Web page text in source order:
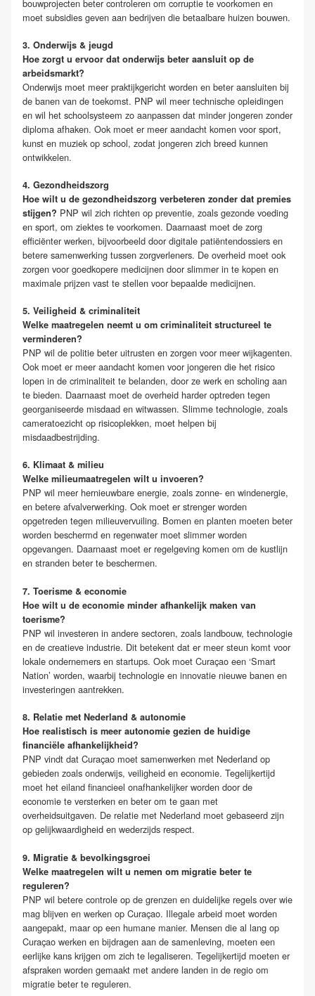
bouwprojecten beter controleren om corruptie te voorkomen en
moet subsidies geven aan bedrijven die betaalbare huizen bouwen.
3. Onderwijs & jeugd
Hoe zorgt u ervoor dat onderwijs beter aansluit op de
arbeidsmarkt?
Onderwijs moet meer praktijkgericht worden en beter aansluiten bij
de banen van de toekomst. PNP wil meer technische opleidingen
en wil het schoolsysteem zo aanpassen dat minder jongeren zonder
diploma afhaken. Ook moet er meer aandacht komen voor sport,
kunst en muziek op school, zodat jongeren zich breed kunnen
ontwikkelen.
4. Gezondheidszorg
Hoe wilt u de gezondheidszorg verbeteren zonder dat premies
stijgen? PNP wil zich richten op preventie, zoals gezonde voeding
en sport, om ziektes te voorkomen. Daarnaast moet de zorg
efficiënter werken, bijvoorbeeld door digitale patiëntendossiers en
betere samenwerking tussen zorgverleners. De overheid moet ook
zorgen voor goedkopere medicijnen door slimmer in te kopen en
maximale prijzen vast te stellen voor bepaalde medicijnen.
5. Veiligheid & criminaliteit
Welke maatregelen neemt u om criminaliteit structureel te
verminderen?
PNP wil de politie beter uitrusten en zorgen voor meer wijkagenten.
Ook moet er meer aandacht komen voor jongeren die het risico
lopen in de criminaliteit te belanden, door ze werk en scholing aan
te bieden. Daarnaast moet de overheid harder optreden tegen
georganiseerde misdaad en witwassen. Slimme technologie, zoals
cameratoezicht op risicoplekken, moet helpen bij
misdaadbestrijding.
6. Klimaat & milieu
Welke milieumaatregelen wilt u invoeren?
PNP wil meer hernieuwbare energie, zoals zonne- en windenergie,
en betere afvalverwerking. Ook moet er strenger worden
opgetreden tegen milieuvervuiling. Bomen en planten moeten beter
worden beschermd en regenwater moet slimmer worden
opgevangen. Daarnaast moet er regelgeving komen om de kustlijn
en stranden beter te beschermen.
7. Toerisme & economie
Hoe wilt u de economie minder afhankelijk maken van
toerisme?
PNP wil investeren in andere sectoren, zoals landbouw, technologie
en de creatieve industrie. Dit betekent dat er meer steun komt voor
lokale ondernemers en startups. Ook moet Curaçao een ‘Smart
Nation’ worden, waarbij technologie en innovatie nieuwe banen en
investeringen aantrekken.
8. Relatie met Nederland & autonomie
Hoe realistisch is meer autonomie gezien de huidige
financiële afhankelijkheid?
PNP vindt dat Curaçao moet samenwerken met Nederland op
gebieden zoals onderwijs, veiligheid en economie. Tegelijkertijd
moet het eiland financieel onafhankelijker worden door de
economie te versterken en beter om te gaan met
overheidsuitgaven. De relatie met Nederland moet gebaseerd zijn
op gelijkwaardigheid en wederzijds respect.
9. Migratie & bevolkingsgroei
Welke maatregelen wilt u nemen om migratie beter te
reguleren?
PNP wil betere controle op de grenzen en duidelijke regels over wie
mag blijven en werken op Curaçao. Illegale arbeid moet worden
aangepakt, maar op een humane manier. Mensen die al lang op
Curaçao werken en bijdragen aan de samenleving, moeten een
eerlijke kans krijgen om zich te legaliseren. Tegelijkertijd moeten er
afspraken worden gemaakt met andere landen in de regio om
migratie beter te reguleren.